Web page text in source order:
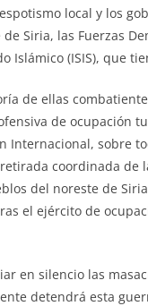
local y los
Siria, las Fuerzas
Islámico (ISIS), que
de ellas
de ocupación
Internacional, sobre
coordinada de
del noreste de
el ejército de
en silencio las
detendrá esta